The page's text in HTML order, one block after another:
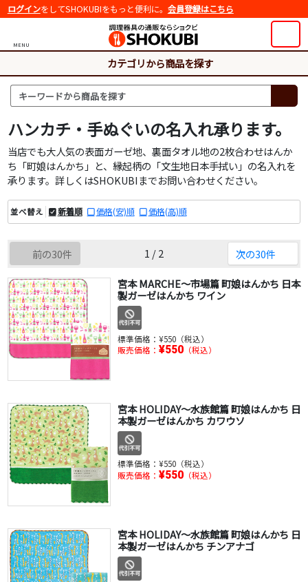
ログインをしてSHOKUBIをもっと便利に。 会員登録はこちら
MENU
カテゴリから商品を探す
ハンカチ・手ぬぐいの名入れ承ります。
当店でも大人気の表面ガーゼ地、裏面タオル地の2枚合わせはんか
ち「町娘はんかち」と、縁起柄の「文生地日本手拭い」の名入れを
承ります。詳しくはSHOKUBIまでお問い合わせください。
並べ替え 新着順 価格(安)順 価格(高)順
前の30件 1 / 2 次の30件
宮本 MARCHE～市場篇 町娘はんかち 日本
製ガーゼはんかち ワイン
標準価格： ¥550（税込）
販売価格： ¥550（税込）
宮本 HOLIDAY～水族館篇 町娘はんかち 日
本製ガーゼはんかち カワウソ
標準価格： ¥550（税込）
販売価格： ¥550（税込）
宮本 HOLIDAY～水族館篇 町娘はんかち 日
本製ガーゼはんかち チンアナゴ